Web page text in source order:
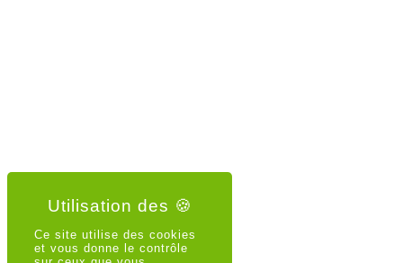
Ce site utilise des cookies
et vous donne le contrôle